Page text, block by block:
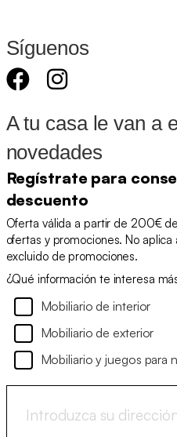
Síguenos
A tu casa le van a
novedades
Regístrate para
descuento
Oferta válida a partir de 200€
ofertas y promociones. No
excluido de promociones.
¿Qué información te interesa
Mobiliario de interior
Mobiliario de exterior
Mobiliario y juegos para